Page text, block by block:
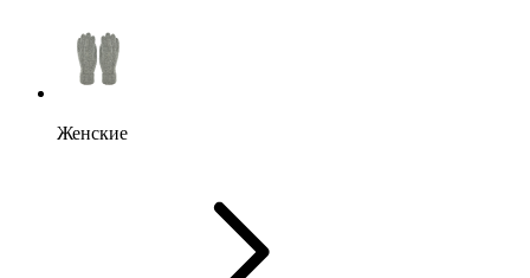
Женские